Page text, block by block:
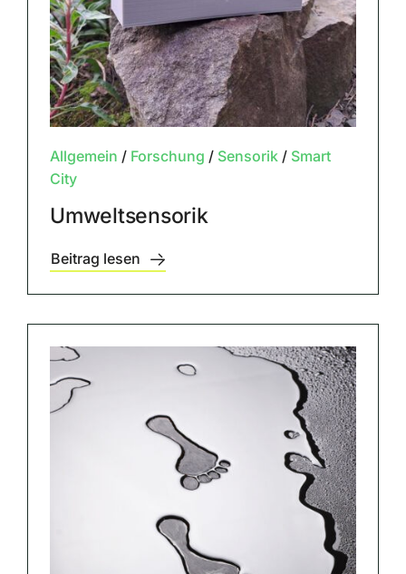
Allgemein / Forschung / Sensorik/ Smart
City
Umweltsensorik
Beitrag lesen